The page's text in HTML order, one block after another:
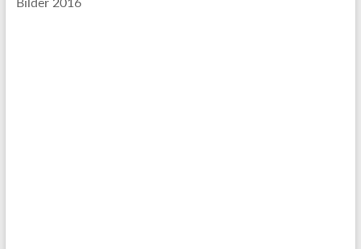
Bilder 2016